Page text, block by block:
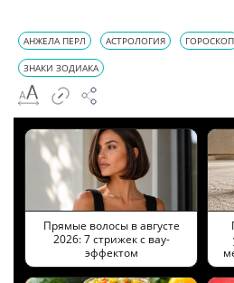
АНЖЕЛА ПЕРЛ АСТРОЛОГИЯ ГОРОСКОП
ЗНАКИ ЗОДИАКА
Прямые волосы в августе
2026: 7 стрижек с вау-
эффектом